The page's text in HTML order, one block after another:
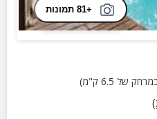
+81 תמונות
של 6.5 ק"מ)